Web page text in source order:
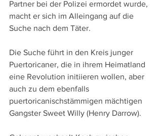
Partner bei der Polizei ermordet wurde,
macht er sich im Alleingang auf die
Suche nach dem Täter.
Die Suche führt in den Kreis junger
Puertoricaner, die in ihrem Heimatland
eine Revolution initiieren wollen, aber
auch zu dem ebenfalls
puertoricanischstämmigen mächtigen
Gangster Sweet Willy (Henry Darrow).